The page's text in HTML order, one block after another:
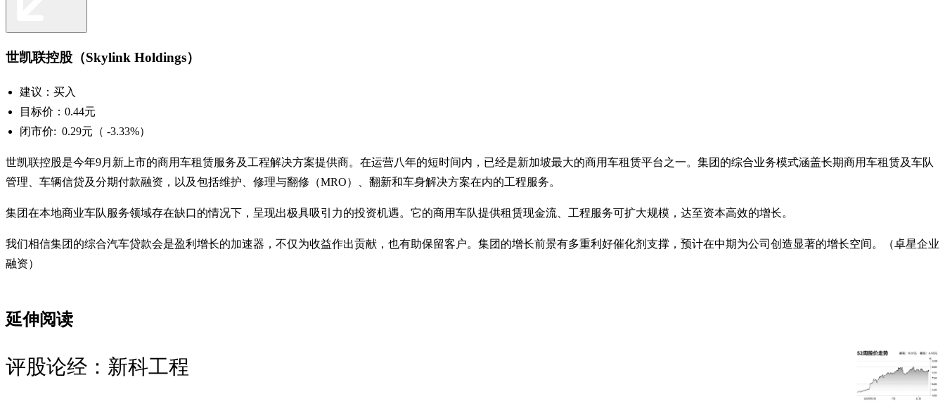
世凯联控股（Skylink Holdings）
建议：买入
目标价：0.44元
闭市价: 0.29元（ -3.33%）
世凯联控股是今年9月新上市的商用车租赁服务及工程解决方案提供商。在运营八年的短时间内，已经是新加坡最大的商用车租赁平台之一。集团的综合业务模式涵盖长期商用车租赁及车队
管理、车辆信贷及分期付款融资，以及包括维护、修理与翻修（MRO）、翻新和车身解决方案在内的工程服务。
集团在本地商业车队服务领域存在缺口的情况下，呈现出极具吸引力的投资机遇。它的商用车队提供租赁现金流、工程服务可扩大规模，达至资本高效的增长。
我们相信集团的综合汽车贷款会是盈利增长的加速器，不仅为收益作出贡献，也有助保留客户。集团的增长前景有多重利好催化剂支撑，预计在中期为公司创造显著的增长空间。（卓星企业
融资）
延伸阅读
评股论经：新科工程